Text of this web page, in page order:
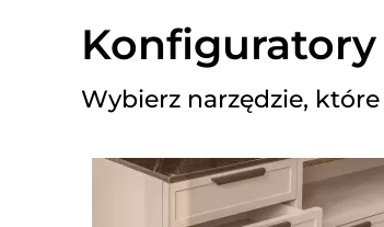
Wybierz narzędzie,